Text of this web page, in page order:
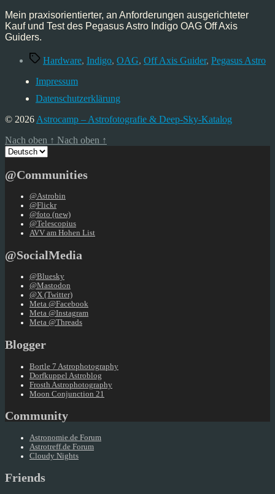
Mein praxisorientierter, an Anforderungen ausgerichteter
Kauf und Test des Pegasus Astro Indigo OAG Off Axis
Guiders.
Schlagwörter
Hardware, Indigo, OAG, Off Axis Guider, Pegasus Astro
Impressum
Datenschutzerklärung
© 2026 Astrocamp – Astrofotografie & Deep-Sky-Katalog
Nach oben ↑ Nach oben ↑
Sprache
auswählen
@Communities
@Astrobin
@Flickr
@foto (new)
@Telescopius
AVV am Hohen List
@SocialMedia
@Bluesky
@Mastodon
@X (Twitter)
Meta @Facebook
Meta @Instagram
Meta @Threads
Blogger
Bortle 7 Astrophotography
Dorfkuppel Astroblog
Frosth Astrophotography
Moon Conjunction 21
Community
Astronomie.de Forum
Astrotreff.de Forum
Cloudy Nights
Friends